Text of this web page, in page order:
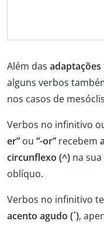
Além das
alguns verbos
nos casos de
Verbos no infinitivo
er” ou “-or” recebem
circunflexo (^) na
oblíquo.
Verbos no infinitivo
acento agudo (´),